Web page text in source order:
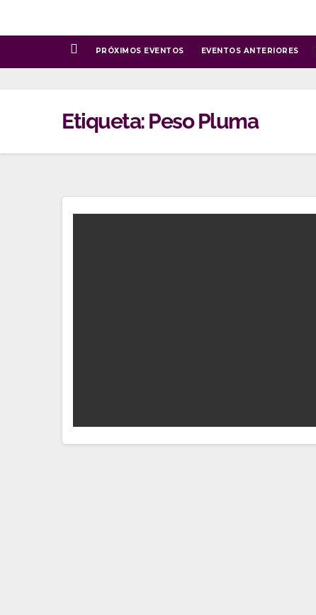
PRÓXIMOS EVENTOS EVENTOS ANTERIORES
Etiqueta: Peso Pluma